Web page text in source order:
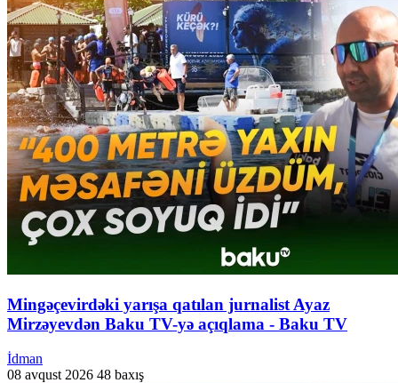
Mingəçevirdəki yarışa qatılan jurnalist Ayaz
Mirzəyevdən Baku TV-yə açıqlama - Baku TV
İdman
08 avqust 2026 48 baxış